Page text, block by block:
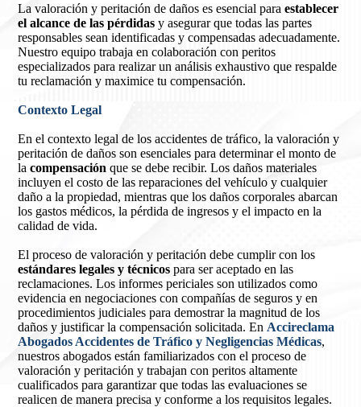
La valoración y peritación de daños es esencial paraestablecer
el alcance de las pérdidasy asegurar que todas las partes
responsables sean identificadas y compensadas adecuadamente.
Nuestro equipo trabaja en colaboración con peritos
especializados para realizar un análisis exhaustivo que respalde
tu reclamación y maximice tu compensación.
Contexto Legal
En el contexto legal de los accidentes de tráfico, la valoración y
peritación de daños son esenciales para determinar el monto de
lacompensación que se debe recibir. Los daños materiales
incluyen el costo de las reparaciones del vehículo y cualquier
daño a la propiedad, mientras que los daños corporales abarcan
los gastos médicos, la pérdida de ingresos y el impacto en la
calidad de vida.
El proceso de valoración y peritación debe cumplir con los
estándares legales y técnicos para ser aceptado en las
reclamaciones. Los informes periciales son utilizados como
evidencia en negociaciones con compañías de seguros y en
procedimientos judiciales para demostrar la magnitud de los
daños y justificar la compensación solicitada. En Accireclama
Abogados Accidentes de Tráfico y Negligencias Médicas,
nuestros abogados están familiarizados con el proceso de
valoración y peritación y trabajan con peritos altamente
cualificados para garantizar que todas las evaluaciones se
realicen de manera precisa y conforme a los requisitos legales.